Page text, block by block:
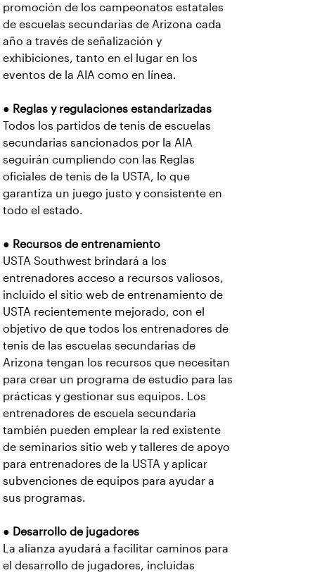
promoción de los campeonatos estatales
de escuelas secundarias de Arizona cada
año a través de señalización y
exhibiciones, tanto en el lugar en los
eventos de la AIA como en línea.
● Reglas y regulaciones estandarizadas
Todos los partidos de tenis de escuelas
secundarias sancionados por la AIA
seguirán cumpliendo con las Reglas
oficiales de tenis de la USTA, lo que
garantiza un juego justo y consistente en
todo el estado.
● Recursos de entrenamiento
USTA Southwest brindará a los
entrenadores acceso a recursos valiosos,
incluido el sitio web de entrenamiento de
USTA recientemente mejorado, con el
objetivo de que todos los entrenadores de
tenis de las escuelas secundarias de
Arizona tengan los recursos que necesitan
para crear un programa de estudio para las
prácticas y gestionar sus equipos. Los
entrenadores de escuela secundaria
también pueden emplear la red existente
de seminarios sitio web y talleres de apoyo
para entrenadores de la USTA y aplicar
subvenciones de equipos para ayudar a
sus programas.
● Desarrollo de jugadores
La alianza ayudará a facilitar caminos para
el desarrollo de jugadores, incluidas